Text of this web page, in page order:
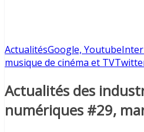
ActualitésGoogle, Youtube
musique de cinéma et TV
Actualités des
numériques #29,